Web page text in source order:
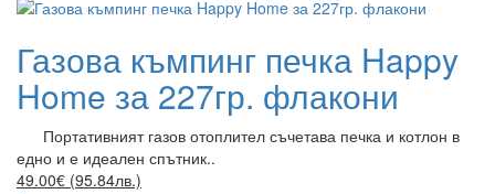
Газова къмпинг печка Happy
Home за 227гр. флакони
Портативният газов отоплител съчетава печка и котлон в
едно и е идеален спътник..
49.00€ (95.84лв.)